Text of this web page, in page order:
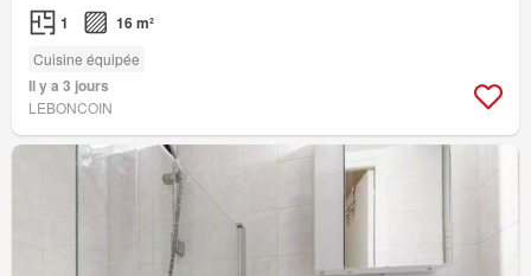
1 16 m²
Cuisine équipée
Il y a 3 jours
LEBONCOIN